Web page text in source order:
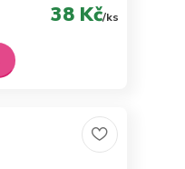
38 Kč/ks